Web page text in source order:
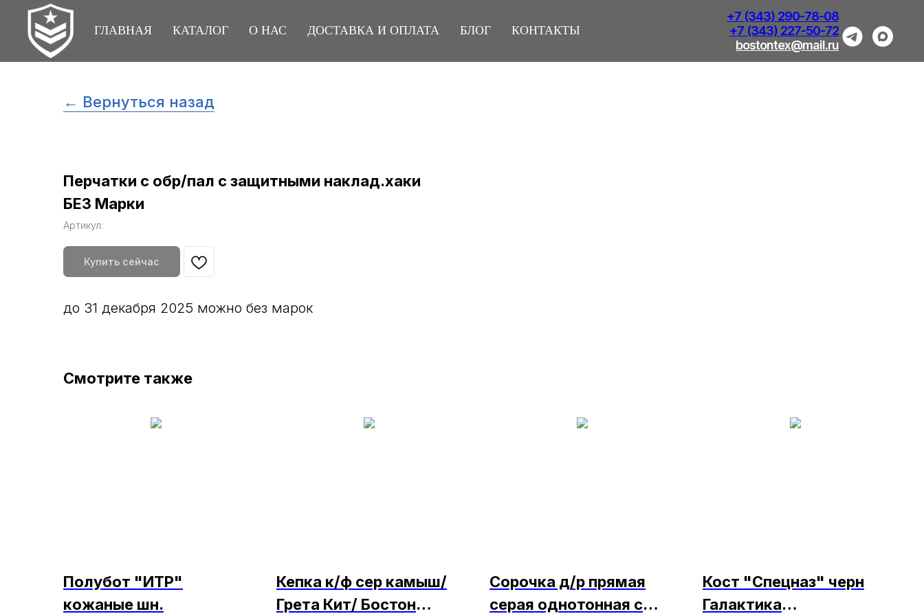
ГЛАВНАЯ КАТАЛОГ О НАС ДОСТАВКА И ОПЛАТА БЛОГ КОНТАКТЫ
+7 (343) 290-78-08
+7 (343) 227-50-72
bostontex@mail.ru
← Вернуться назад
Перчатки с обр/пал с защитными наклад.хаки
БЕЗ Марки
Артикул:
Купить сейчас
до 31 декабря 2025 можно без марок
Смотрите также
Полубот "ИТР"
кожаные шн.
Кепка к/ф сер камыш/
Грета Кит/ Бостон
Сорочка д/р прямая
серая однотонная с
Кост "Спецназ" черн
Галактика